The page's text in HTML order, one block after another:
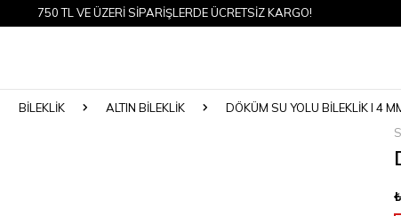
750 TL VE ÜZERİ SİPARİŞLERDE ÜCRETSİZ KARGO!
BILEKLIK ALTIN BILEKLIK DÖKÜM SU YOLU BILEKLIK I 4